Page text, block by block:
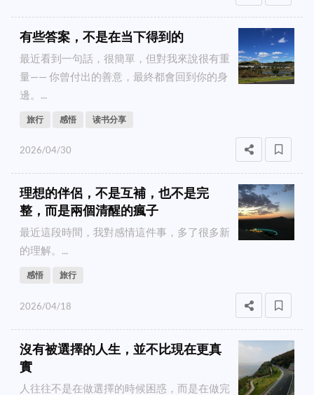
有些答案，不是在当下得到的
最近看到一句話，很簡單，但對我來說很有重
量—— 你曾付出的善意，最終都會回到你的身
邊。...
旅行 感悟 读书分享
2026/04/30
理想的伴侶，不是互補，也不是完
整，而是兩個清醒的瘋子
最近這段時間，我對感情這件事，多了很多新
的理解。...
感悟 旅行
2026/04/18
沒有被選擇的人生，並不比現在更真
實
人往往不是在做選擇的時候困惑，而是在做完